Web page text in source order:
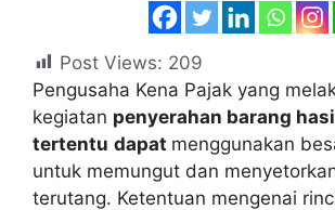
Post Views: 209
Pengusaha Kena Pajak yang
kegiatan penyerahan barang
tertentu dapat menggunakan
untuk memungut dan
terutang. Ketentuan mengenai